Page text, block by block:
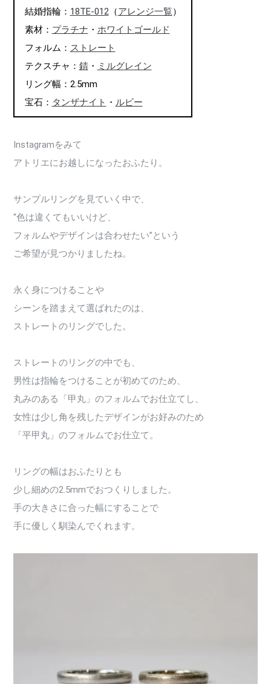
結婚指輪： 18TE-012（アレンジ一覧）
素材： プラチナ ・ ホワイトゴールド
フォルム： ストレート
テクスチャ： 錆・ ミルグレイン
リング幅：2.5mm
宝石： タンザナイト ・ ルビー
Instagramをみて
アトリエにお越しになったおふたり。
サンプルリングを見ていく中で、
“色は違くてもいいけど、
フォルムやデザインは合わせたい”という
ご希望が見つかりましたね。
永く身につけることや
シーンを踏まえて選ばれたのは、
ストレートのリングでした。
ストレートのリングの中でも、
男性は指輪をつけることが初めてのため、
丸みのある「甲丸」のフォルムでお仕立てし、
女性は少し角を残したデザインがお好みのため
「平甲丸」のフォルムでお仕立て。
リングの幅はおふたりとも
少し細めの2.5mmでおつくりしました。
手の大きさに合った幅にすることで
手に優しく馴染んでくれます。